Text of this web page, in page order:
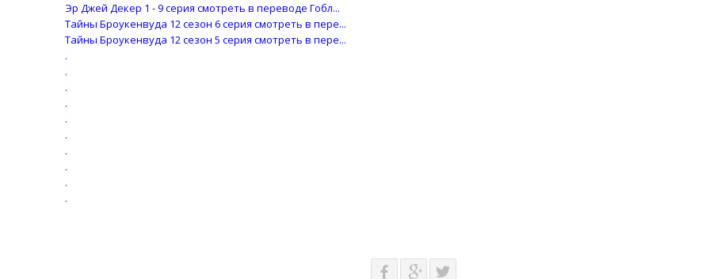
Эр Джей Декер 1 - 9 серия смотреть в переводе Гобл...
Тайны Броукенвуда 12 сезон 6 серия смотреть в пере...
Тайны Броукенвуда 12 сезон 5 серия смотреть в пере...
.
.
.
.
.
.
.
.
.
.